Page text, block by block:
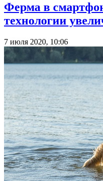
Ферма в
технологии
7 июля 2020, 10:06